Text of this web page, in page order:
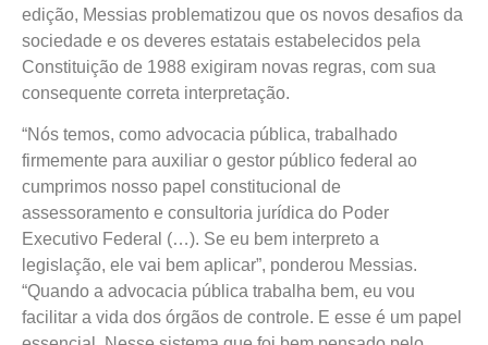
edição, Messias problematizou que os novos desafios da
sociedade e os deveres estatais estabelecidos pela
Constituição de 1988 exigiram novas regras, com sua
consequente correta interpretação.
“Nós temos, como advocacia pública, trabalhado
firmemente para auxiliar o gestor público federal ao
cumprimos nosso papel constitucional de
assessoramento e consultoria jurídica do Poder
Executivo Federal (…). Se eu bem interpreto a
legislação, ele vai bem aplicar”, ponderou Messias.
“Quando a advocacia pública trabalha bem, eu vou
facilitar a vida dos órgãos de controle. E esse é um papel